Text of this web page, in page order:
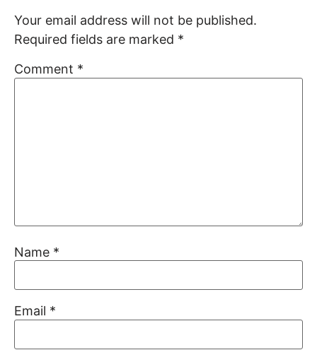
Your email address will not be published.
Required fields are marked *
Comment *
Name *
Email *